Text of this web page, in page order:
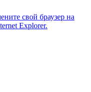
свой браузер на
Explorer.